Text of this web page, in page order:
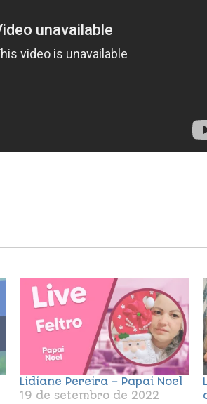
Lidiane Pereira – Papai Noel
19 de setembro de 2022